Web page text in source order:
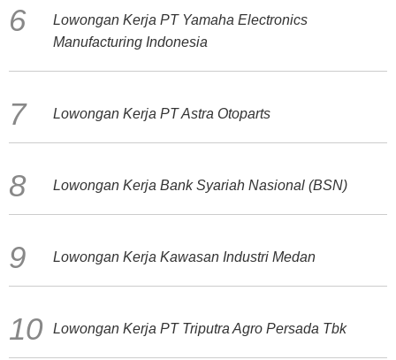
Lowongan Kerja PT Yamaha Electronics
Manufacturing Indonesia
Lowongan Kerja PT Astra Otoparts
Lowongan Kerja Bank Syariah Nasional (BSN)
Lowongan Kerja Kawasan Industri Medan
Lowongan Kerja PT Triputra Agro Persada Tbk